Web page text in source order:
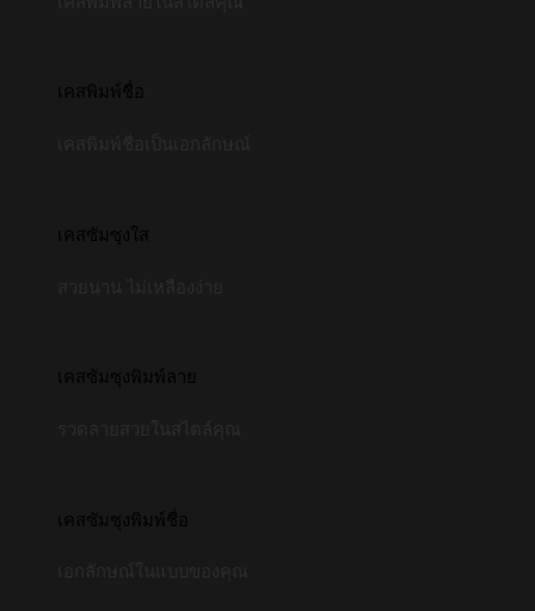
เคสพิมพ์ชื่อ
เคสซัมซุงใส
เคสซัมซุงพิมพ์ลาย
เคสซัมซุงพิมพ์ชื่อ